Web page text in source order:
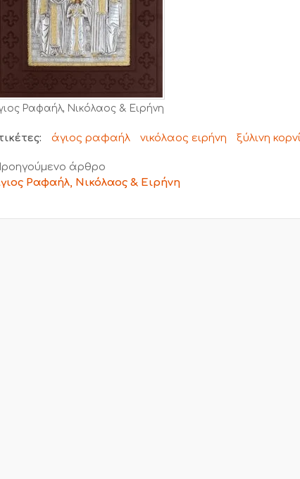
Ραφαήλ, Νικόλαος & Ειρήνη
άγιος ραφαήλ νικόλαος ειρήνη ξύλινη
άρθρο
Ραφαήλ, Νικόλαος & Ειρήνη